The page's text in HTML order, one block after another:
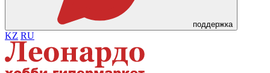
поддержка
KZ RU